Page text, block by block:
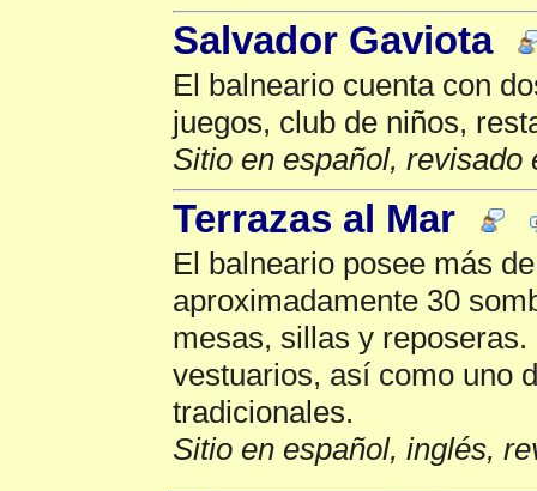
Salvador Gaviota
El balneario cuenta con
juegos, club de niños,
Sitio en español, revisado
Terrazas al Mar
El balneario posee más
aproximadamente 30
mesas, sillas y
vestuarios, así como uno
tradicionales.
Sitio en español, inglés,